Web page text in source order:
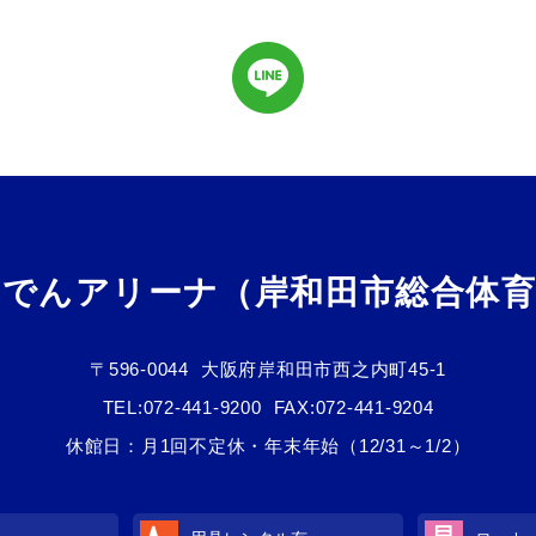
んアリーナ（岸和田市総合体
〒596-0044
大阪府岸和田市西之内町45-1
TEL:072-441-9200
FAX:072-441-9204
休館日：月1回不定休・年末年始（12/31～1/2）